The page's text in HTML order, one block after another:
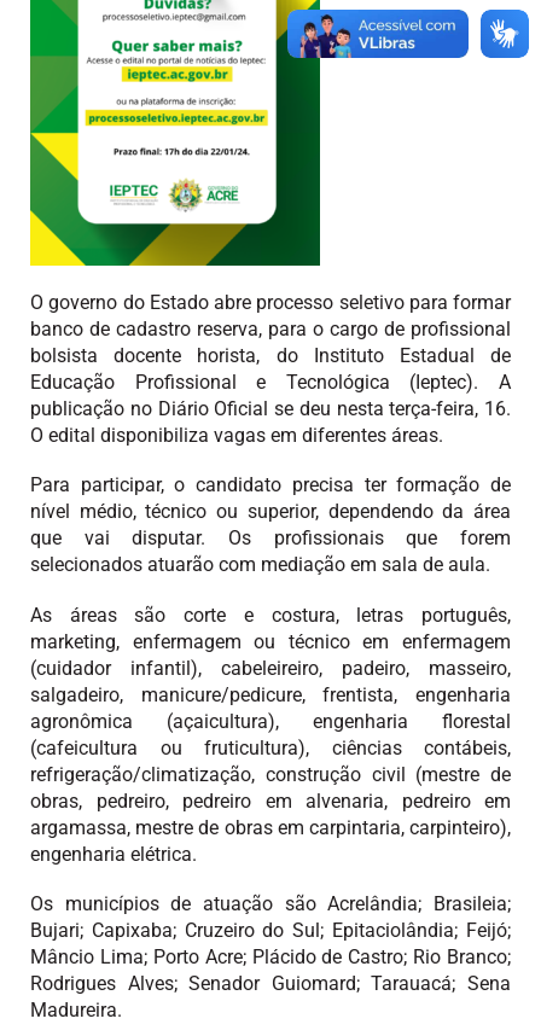
O governo do Estado abre processo seletivo para formar
banco de cadastro reserva, para o cargo de profissional
bolsista docente horista, do Instituto Estadual de
Educação Profissional e Tecnológica (Ieptec). A
publicação no Diário Oficial se deu nesta terça-feira, 16.
O edital disponibiliza vagas em diferentes áreas.
Para participar, o candidato precisa ter formação de
nível médio, técnico ou superior, dependendo da área
que vai disputar. Os profissionais que forem
selecionados atuarão com mediação em sala de aula.
As áreas são corte e costura, letras português,
marketing, enfermagem ou técnico em enfermagem
(cuidador infantil), cabeleireiro, padeiro, masseiro,
salgadeiro, manicure/pedicure, frentista, engenharia
agronômica (açaicultura), engenharia florestal
(cafeicultura ou fruticultura), ciências contábeis,
refrigeração/climatização, construção civil (mestre de
obras, pedreiro, pedreiro em alvenaria, pedreiro em
argamassa, mestre de obras em carpintaria, carpinteiro),
engenharia elétrica.
Os municípios de atuação são Acrelândia; Brasileia;
Bujari; Capixaba; Cruzeiro do Sul; Epitaciolândia; Feijó;
Mâncio Lima; Porto Acre; Plácido de Castro; Rio Branco;
Rodrigues Alves; Senador Guiomard; Tarauacá; Sena
Madureira.